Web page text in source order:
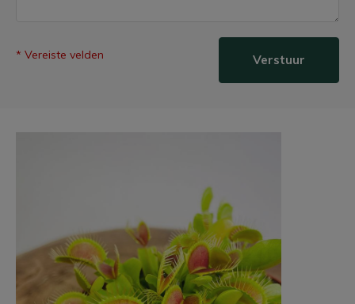
* Vereiste velden Verstuur